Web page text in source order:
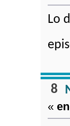
Lo
8
«